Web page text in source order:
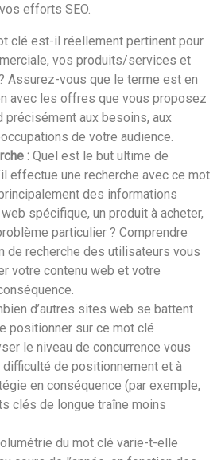
efforts SEO.
clé est-il réellement pertinent pour
vos produits/services et
Assurez-vous que le terme est en
avec les offres que vous proposez
précisément aux besoins, aux
de votre audience.
: Quel est le but ultime de
effectue une recherche avec ce mot
des informations
spécifique, un produit à acheter,
particulier ? Comprendre
de recherche des utilisateurs vous
votre contenu web et votre
d’autres sites web se battent
positionner sur ce mot clé
le niveau de concurrence vous
difficulté de positionnement et à
en conséquence (par exemple,
clés de longue traîne moins
du mot clé varie-t-elle